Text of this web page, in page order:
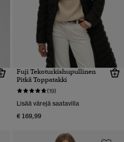
Fuji Tekoturkishupullinen
Pitkä Toppatakki
(19)
Lisää värejä saatavilla
€ 169,99